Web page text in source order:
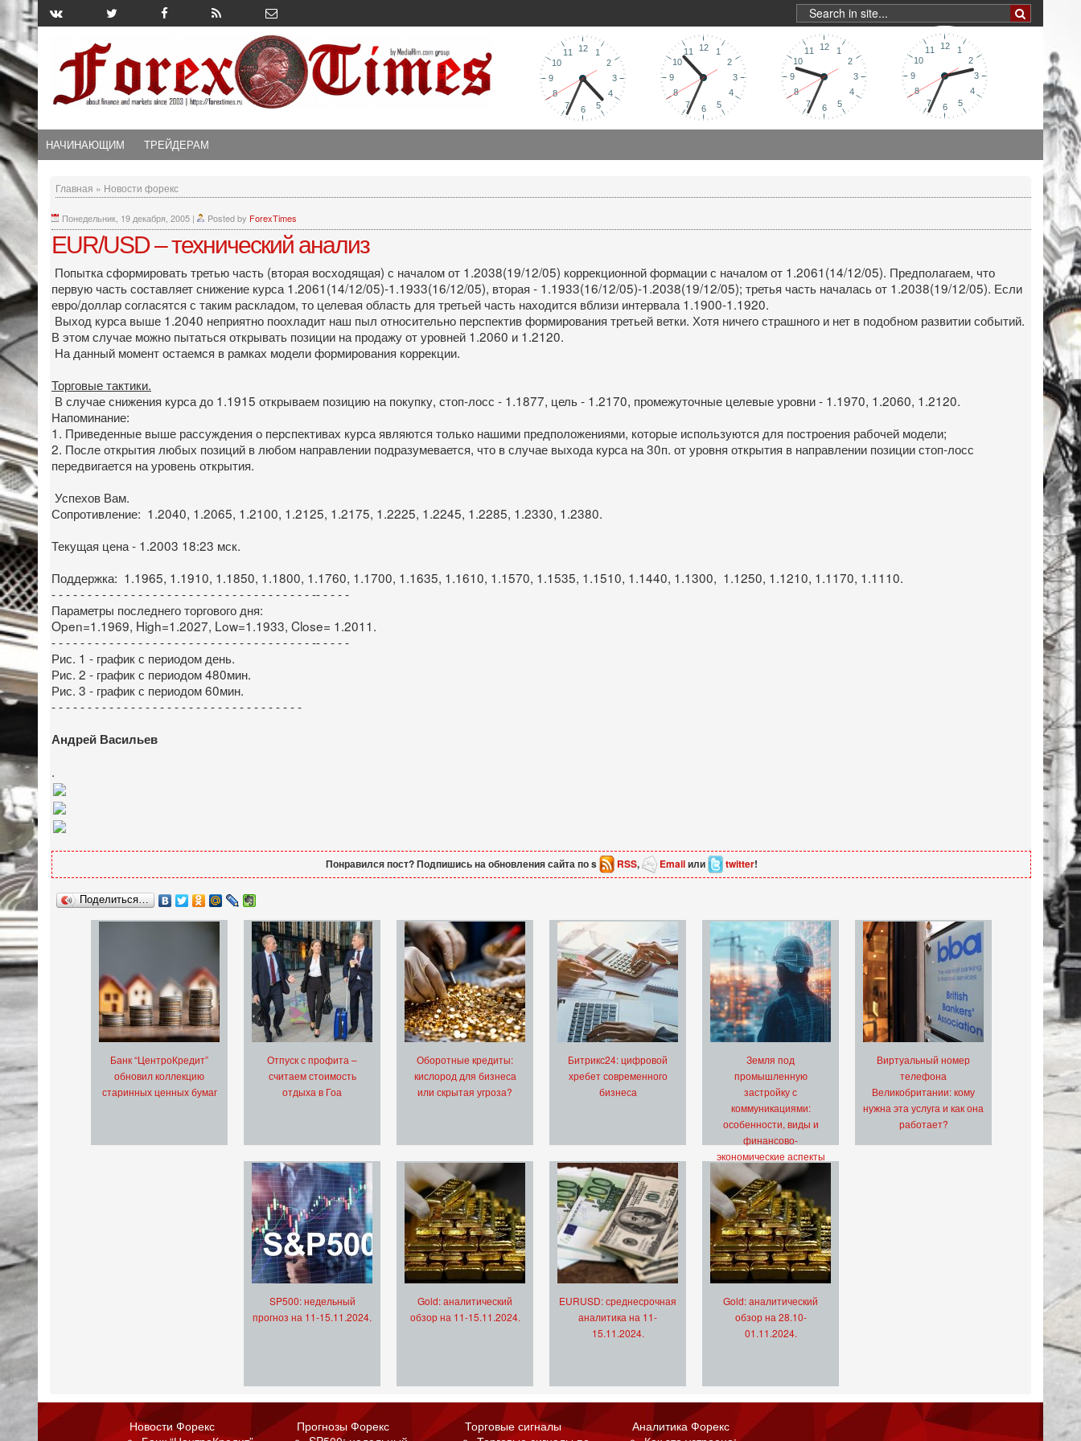
НАЧИНАЮЩИМ ТРЕЙДЕРАМ
Главная » Новости форекс
Понедельник, 19 декабря, 2005 | Posted by ForexTimes
EUR/USD – технический анализ
Попытка сформировать третью часть (вторая восходящая) с началом от 1.2038(19/12/05) коррекционной формации с началом от 1.2061(14/12/05). Предполагаем, что
первую часть составляет снижение курса 1.2061(14/12/05)-1.1933(16/12/05), вторая - 1.1933(16/12/05)-1.2038(19/12/05); третья часть началась от 1.2038(19/12/05). Если
евро/доллар согласятся с таким раскладом, то целевая область для третьей часть находится вблизи интервала 1.1900-1.1920.
Выход курса выше 1.2040 неприятно поохладит наш пыл относительно перспектив формирования третьей ветки. Хотя ничего страшного и нет в подобном развитии событий.
В этом случае можно пытаться открывать позиции на продажу от уровней 1.2060 и 1.2120.
На данный момент остаемся в рамках модели формирования коррекции.
Торговые тактики.
В случае снижения курса до 1.1915 открываем позицию на покупку, стоп-лосс - 1.1877, цель - 1.2170, промежуточные целевые уровни - 1.1970, 1.2060, 1.2120.
Напоминание:
1. Приведенные выше рассуждения о перспективах курса являются только нашими предположениями, которые используются для построения рабочей модели;
2. После открытия любых позиций в любом направлении подразумевается, что в случае выхода курса на 30п. от уровня открытия в направлении позиции стоп-лосс
передвигается на уровень открытия.
Успехов Вам.
Сопротивление: 1.2040, 1.2065, 1.2100, 1.2125, 1.2175, 1.2225, 1.2245, 1.2285, 1.2330, 1.2380.
Текущая цена - 1.2003 18:23 мск.
Поддержка: 1.1965, 1.1910, 1.1850, 1.1800, 1.1760, 1.1700, 1.1635, 1.1610, 1.1570, 1.1535, 1.1510, 1.1440, 1.1300, 1.1250, 1.1210, 1.1170, 1.1110.
- - - - - - - - - - - - - - - - - - - - - - - - - - - - - - - - - - - - -- - - - -
Параметры последнего торгового дня:
Open=1.1969, High=1.2027, Low=1.1933, Close= 1.2011.
- - - - - - - - - - - - - - - - - - - - - - - - - - - - - - - - - - - - -- - - - -
Рис. 1 - график с периодом день.
Рис. 2 - график с периодом 480мин.
Рис. 3 - график с периодом 60мин.
- - - - - - - - - - - - - - - - - - - - - - - - - - - - - - - - - - -
Андрей Васильев
.
Понравился пост? Подпишись на обновления сайта по s RSS, Emailили twitter!
Поделиться…
Банк “ЦентроКредит”
обновил коллекцию
старинных ценных бумаг
Отпуск с профита –
считаем стоимость
отдыха в Гоа
Оборотные кредиты:
кислород для бизнеса
или скрытая угроза?
Битрикс24: цифровой
хребет современного
бизнеса
Земля под
промышленную
застройку с
коммуникациями:
особенности, виды и
финансово-
экономические аспекты
Виртуальный номер
телефона
Великобритании: кому
нужна эта услуга и как она
работает?
SP500: недельный
прогноз на 11-15.11.2024.
Gold: аналитический
обзор на 11-15.11.2024.
EURUSD: среднесрочная
аналитика на 11-
15.11.2024.
Gold: аналитический
обзор на 28.10-
01.11.2024.
Новости Форекс
Прогнозы Форекс
Торговые сигналы
Аналитика Форекс